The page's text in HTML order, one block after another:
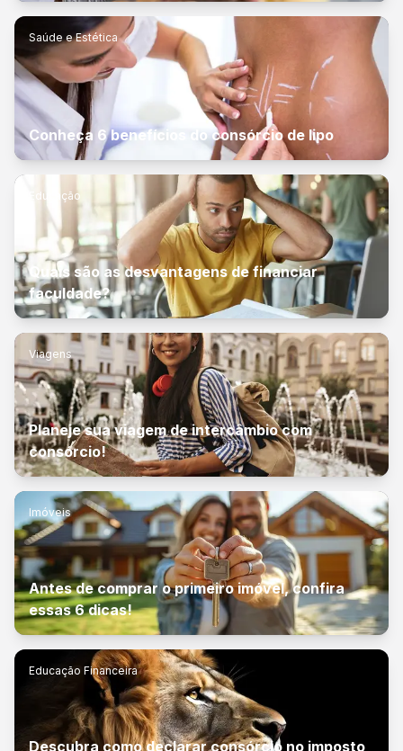
Saúde e Estética
Conheça 6 benefícios do consórcio de lipo
Educação
Quais são as desvantagens de financiar
faculdade?
Viagens
Planeje sua viagem de intercâmbio com
consórcio!
Imóveis
Antes de comprar o primeiro imóvel, confira
essas 6 dicas!
Educação Financeira
Descubra como declarar consórcio no imposto